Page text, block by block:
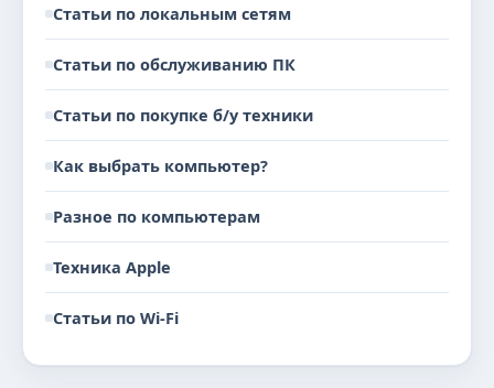
Статьи по локальным сетям
Статьи по обслуживанию ПК
Статьи по покупке б/у техники
Как выбрать компьютер?
Разное по компьютерам
Техника Apple
Статьи по Wi-Fi